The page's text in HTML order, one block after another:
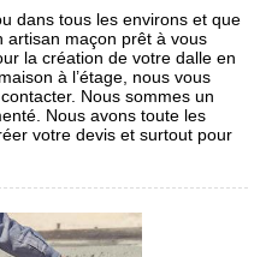
dans tous les environs et que
artisan maçon prêt à vous
la création de votre dalle en
à l’étage, nous vous
Nous sommes un
Nous avons toute les
votre devis et surtout pour